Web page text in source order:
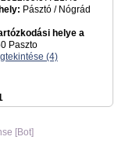
Pásztó / Nógrád
helye a
Paszto
(4)
[Bot]